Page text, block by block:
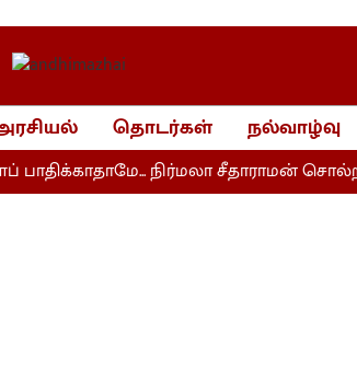
தொடர்கள் நல்வாழ்வு
நிர்மலா சீதாராமன் சொல்றாங்க